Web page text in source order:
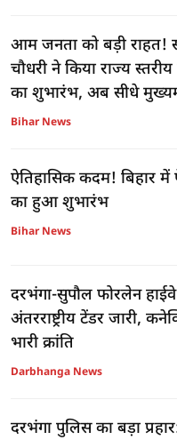
आम जनता को बड़ी राहत!
चौधरी ने किया राज्य
का शुभारंभ, अब सीधे
Bihar News
ऐतिहासिक कदम! बिहार में
का हुआ शुभारंभ
Bihar News
दरभंगा-सुपौल फोरलेन
अंतरराष्ट्रीय टेंडर जारी,
भारी क्रांति
Darbhanga News
दरभंगा पुलिस का बड़ा